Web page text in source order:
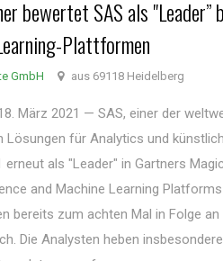
bewertet SAS als "Leader”
Plattformen
GmbH aus 69118 Heidelberg
März 2021 — SAS, einer der
Lösungen für Analytics und
erneut als "Leader" in Gartners
and Machine Learning
bereits zum achten Mal in Folge
Die Analysten heben